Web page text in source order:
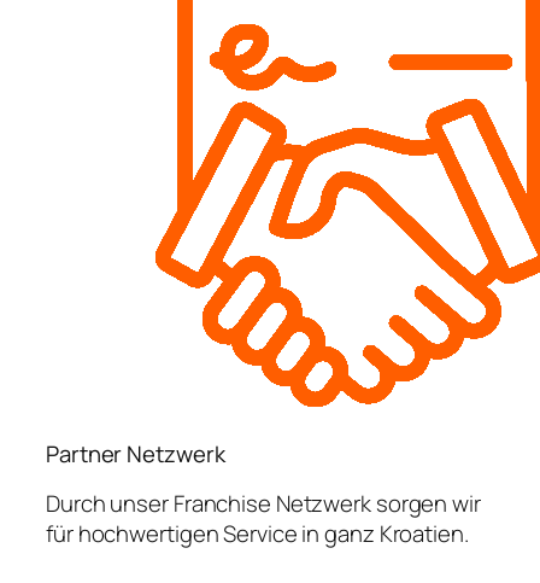
Partner Netzwerk
Durch unser Franchise Netzwerk sorgen wir
für hochwertigen Service in ganz Kroatien.